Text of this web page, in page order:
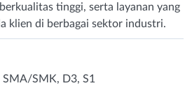
tinggi, serta layanan yang
klien di berbagai sektor industri.
SMA/SMK, D3, S1